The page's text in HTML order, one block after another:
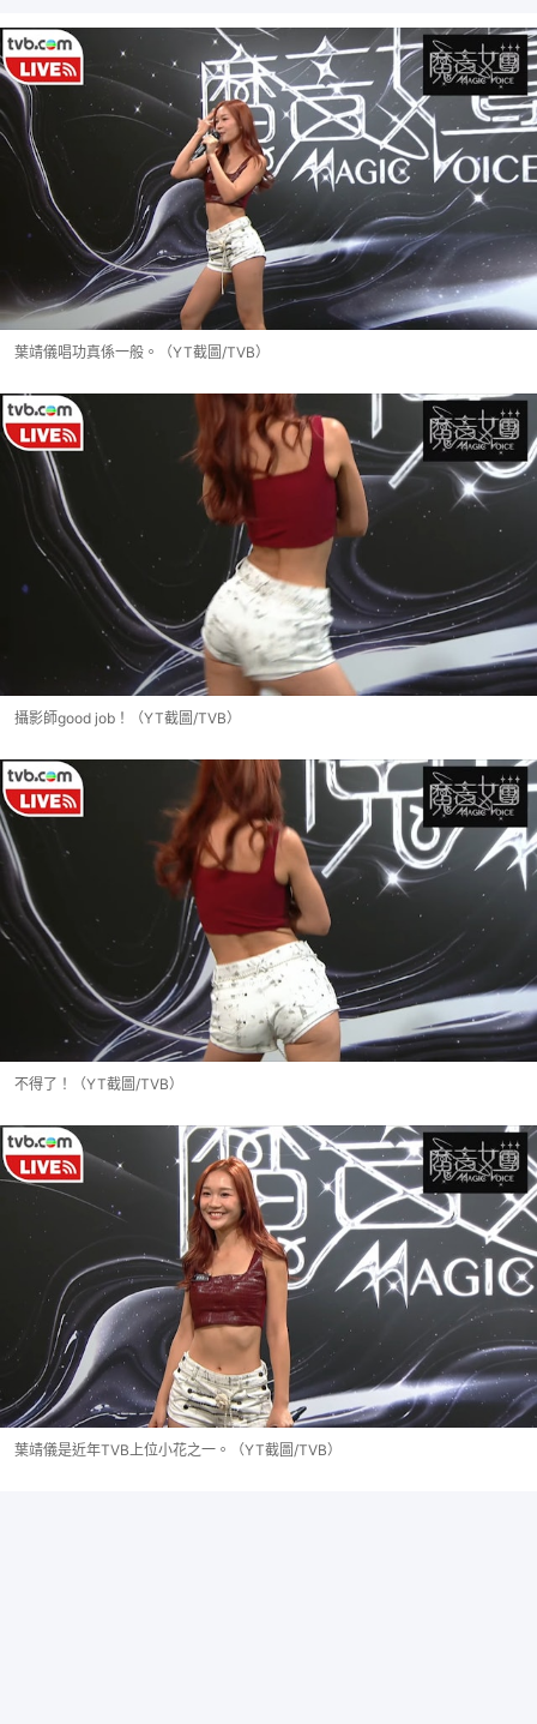
葉靖儀唱功真係一般。（YT截圖/TVB）
攝影師good job！（YT截圖/TVB）
不得了！（YT截圖/TVB）
葉靖儀是近年TVB上位小花之一。（YT截圖/TVB）